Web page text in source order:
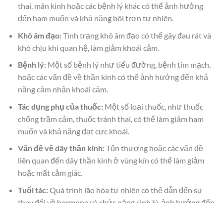
thai, mãn kinh hoặc các bệnh lý khác có thể ảnh hưởng
đến ham muốn và khả năng bôi trơn tự nhiên.
Khô âm đạo:Tình trạng khô âm đạo có thể gây đau rát và
khó chịu khi quan hệ, làm giảm khoái cảm.
Bệnh lý:Một số bệnh lý như tiểu đường, bệnh tim mạch,
hoặc các vấn đề về thần kinh có thể ảnh hưởng đến khả
năng cảm nhận khoái cảm.
Tác dụng phụ của thuốc:Một số loại thuốc, như thuốc
chống trầm cảm, thuốc tránh thai, có thể làm giảm ham
muốn và khả năng đạt cực khoái.
Vấn đề về dây thần kinh:Tổn thương hoặc các vấn đề
liên quan đến dây thần kinh ở vùng kín có thể làm giảm
hoặc mất cảm giác.
Tuổi tác:Quá trình lão hóa tự nhiên có thể dẫn đến sự